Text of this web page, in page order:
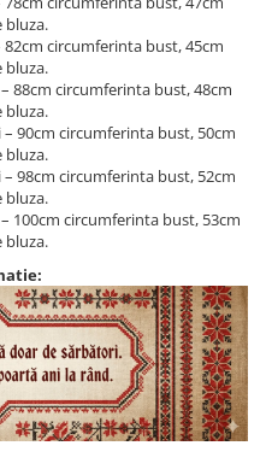
bluza.
circumferinta bust, 45cm
bluza.
88cm circumferinta bust, 48cm
bluza.
90cm circumferinta bust, 50cm
bluza.
98cm circumferinta bust, 52cm
bluza.
100cm circumferinta bust, 53cm
bluza.